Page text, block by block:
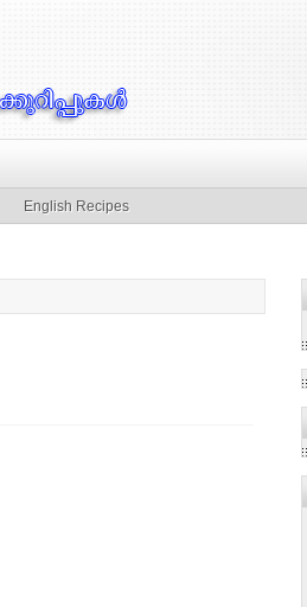
English Recipes